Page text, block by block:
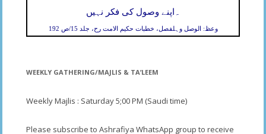
اپنے وصول کی فکر نہیں ۔
وعظ: الوصل وہلفصل، خطبات حکیم الامت رح، جلد 15/ص 192
WEEKLY GATHERING/MAJLIS & TA’LEEM
Weekly Majlis : Saturday 5;00 PM (Saudi time)
Please subscribe to Ashrafiya WhatsApp group to receive